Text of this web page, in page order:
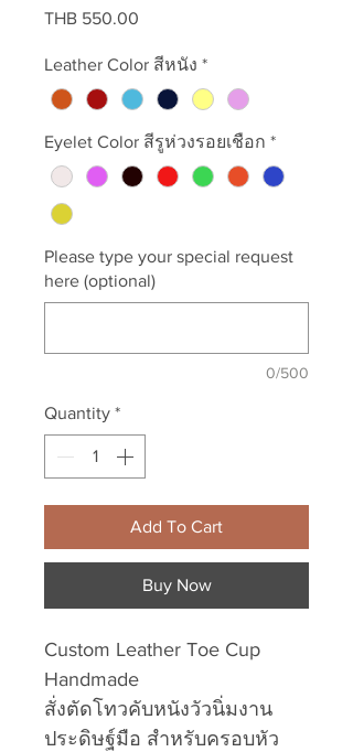
THB 550.00
Leather Color สีหนัง *
Eyelet Color สีรูห่วงรอยเชือก *
Please type your special request
here (optional)
0/500
Quantity *
Add To Cart
Buy Now
Custom Leather Toe Cup
Handmade
สั่งตัดโทวคับหนังวัวนิ่มงาน
ประดิษฐ์มือ สำหรับครอบหัว